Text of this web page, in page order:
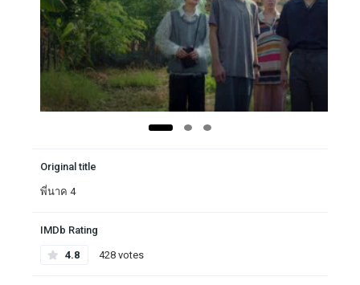
Original title
พี่นาค 4
IMDb Rating
4.8 428 votes